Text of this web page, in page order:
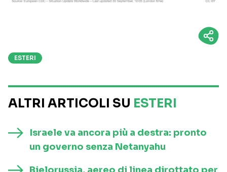
ESTERI
ALTRI ARTICOLI SU ESTERI
Israele va ancora più a destra: pronto
un governo senza Netanyahu